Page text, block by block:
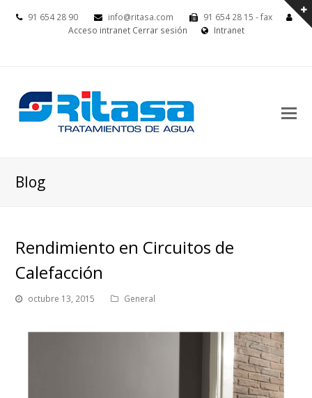
91 654 28 90 info@ritasa.com
91 654 28 15 - fax
Acceso intranet Cerrar sesión Intranet
Blog
Rendimiento en Circuitos de
Calefacción
octubre 13, 2015 General